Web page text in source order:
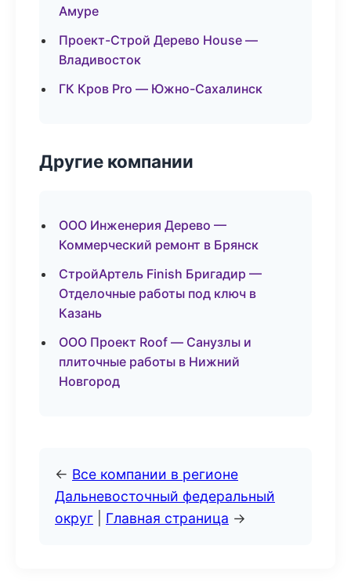
Амуре
Проект-Строй Дерево House —
Владивосток
ГК Кров Pro — Южно-Сахалинск
Другие компании
ООО Инженерия Дерево —
Коммерческий ремонт в Брянск
СтройАртель Finish Бригадир —
Отделочные работы под ключ в
Казань
ООО Проект Roof — Санузлы и
плиточные работы в Нижний
Новгород
← Все компании в регионе
Дальневосточный федеральный
округ
Главная страница →